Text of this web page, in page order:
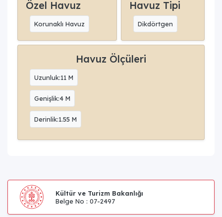
Özel Havuz
Korunaklı Havuz
Havuz Tipi
Dikdörtgen
Havuz Ölçüleri
Uzunluk:11 M
Genişlik:4 M
Derinlik:1.55 M
Kültür ve Turizm Bakanlığı
Belge No : 07-2497